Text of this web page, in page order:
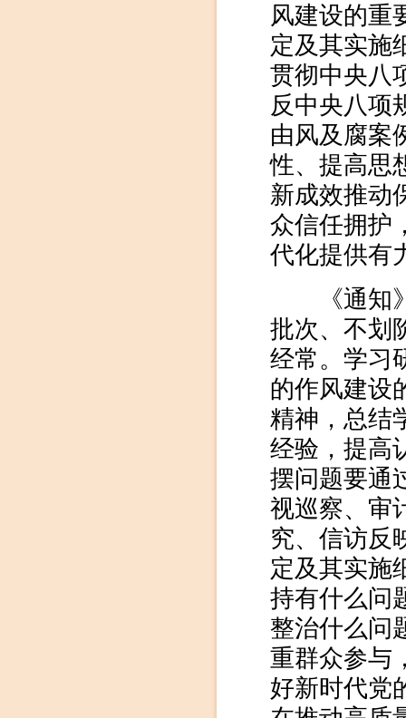
风建设的重
定及其实施
贯彻中央八
反中央八项
由风及腐案
性、提高思
新成效推动
众信任拥护
代化提供有
《通知》
批次、不划
经常。学习
的作风建设
精神，总结
经验，提高
摆问题要通
视巡察、审
究、信访反
定及其实施
持有什么问
整治什么问
重群众参与
好新时代党